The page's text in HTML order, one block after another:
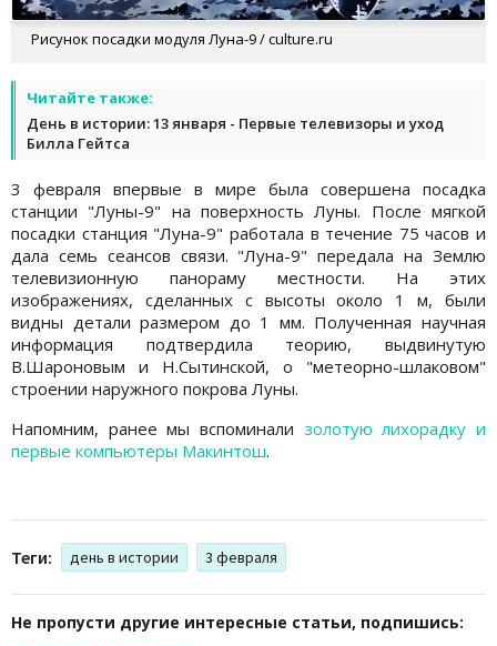
Рисунок посадки модуля Луна-9 / culture.ru
Читайте также:
День в истории: 13 января - Первые телевизоры и уход
Билла Гейтса
3 февраля впервые в мире была совершена посадка
станции "Луны-9" на поверхность Луны. После мягкой
посадки станция "Луна-9" работала в течение 75 часов и
дала семь сеансов связи. "Луна-9" передала на Землю
телевизионную панораму местности. На этих
изображениях, сделанных с высоты около 1 м, были
видны детали размером до 1 мм. Полученная научная
информация подтвердила теорию, выдвинутую
В.Шароновым и Н.Сытинской, о "метеорно-шлаковом"
строении наружного покрова Луны.
Напомним, ранее мы вспоминали золотую лихорадку и
первые компьютеры Макинтош.
Теги: день в истории 3 февраля
Не пропусти другие интересные статьи, подпишись: